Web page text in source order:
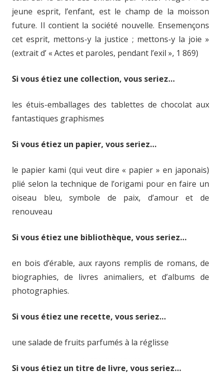
jeune esprit, l’enfant, est le champ de la moisson
future. Il contient la société nouvelle. Ensemençons
cet esprit, mettons-y la justice ; mettons-y la joie »
(extrait d’ « Actes et paroles, pendant l’exil », 1 869)
Si vous étiez une collection, vous seriez…
les étuis-emballages des tablettes de chocolat aux
fantastiques graphismes
Si vous étiez un papier, vous seriez…
le papier kami (qui veut dire « papier » en japonais)
plié selon la technique de l’origami pour en faire un
oiseau bleu, symbole de paix, d’amour et de
renouveau
Si vous étiez une bibliothèque, vous seriez…
en bois d’érable, aux rayons remplis de romans, de
biographies, de livres animaliers, et d’albums de
photographies.
Si vous étiez une recette, vous seriez…
une salade de fruits parfumés à la réglisse
Si vous étiez un titre de livre, vous seriez…